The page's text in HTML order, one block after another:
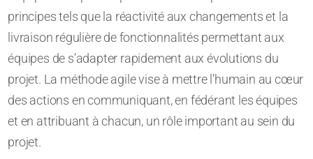
principes tels que la réactivité aux changements et la
livraison régulière de fonctionnalités permettant aux
équipes de s’adapter rapidement aux évolutions du
projet. La méthode agile vise à mettre l’humain au cœur
des actions en communiquant, en fédérant les équipes
et en attribuant à chacun, un rôle important au sein du
projet.